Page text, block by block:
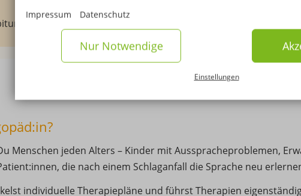
Impressum
Datenschutz
Nur Notwendige
Einstellungen
Ausbildung +
Menschen jeden Alters – Kinder mit Ausspracheproblemen,
die nach einem Schlaganfall die Sprache neu
individuelle Therapiepläne und führst Therapien